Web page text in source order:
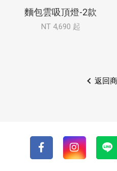
麵包雲吸頂燈-2款
NT 4,690 起
返回